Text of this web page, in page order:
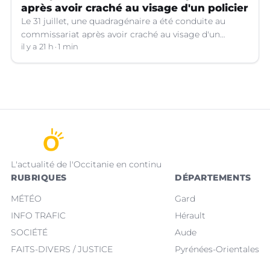
après avoir craché au visage d'un policier
Le 31 juillet, une quadragénaire a été conduite au
commissariat après avoir craché au visage d'un
policier. Son procès a été renvoyé au 12 octobre
prochain. Dans l'attente, elle a été placée en détention
il y a 21 h 1 min
L'actualité de l'Occitanie en continu
RUBRIQUES
MÉTÉO
INFO TRAFIC
SOCIÉTÉ
FAITS-DIVERS / JUSTICE
DÉPARTEMENTS
Gard
Hérault
Aude
Pyrénées-Orientales